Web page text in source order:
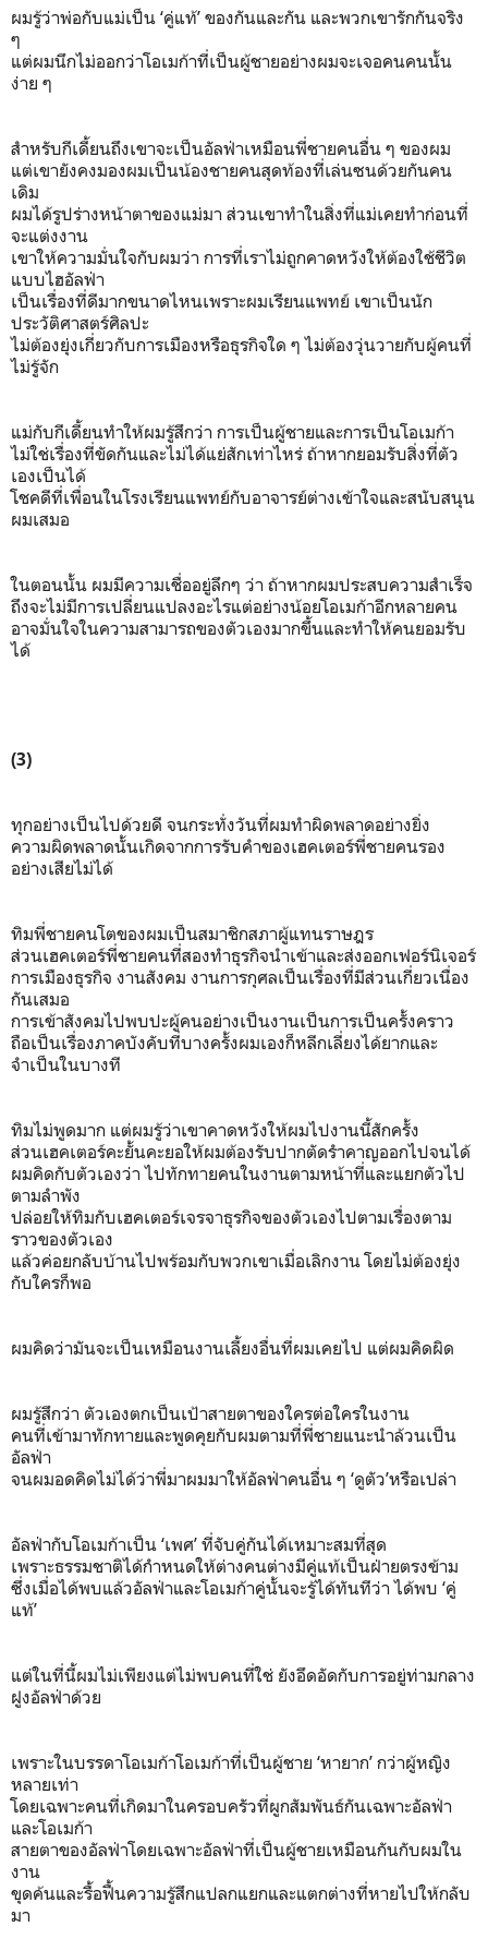
ผมรู้ว่าพ่อกับแม่เป็น ‘คู่แท้’ ของกันและกัน และพวกเขารักกันจริง
ๆ
แต่ผมนึกไม่ออกว่าโอเมก้าที่เป็นผู้ชายอย่างผมจะเจอคนคนนั้น
ง่าย ๆ
สำหรับกีเดี้ยนถึงเขาจะเป็นอัลฟ่าเหมือนพี่ชายคนอื่น ๆ ของผม
แต่เขายังคงมองผมเป็นน้องชายคนสุดท้องที่เล่นซนด้วยกันคน
เดิม
ผมได้รูปร่างหน้าตาของแม่มา ส่วนเขาทำในสิ่งที่แม่เคยทำก่อนที่
จะแต่งงาน
เขาให้ความมั่นใจกับผมว่า การที่เราไม่ถูกคาดหวังให้ต้องใช้ชีวิต
แบบไฮอัลฟ่า
เป็นเรื่องที่ดีมากขนาดไหนเพราะผมเรียนแพทย์ เขาเป็นนัก
ประวัติศาสตร์ศิลปะ
ไม่ต้องยุ่งเกี่ยวกับการเมืองหรือธุรกิจใด ๆ ไม่ต้องวุ่นวายกับผู้คนที่
ไม่รู้จัก
แม่กับกีเดี้ยนทำให้ผมรู้สึกว่า การเป็นผู้ชายและการเป็นโอเมก้า
ไม่ใช่เรื่องที่ขัดกันและไม่ได้แย่สักเท่าไหร่ ถ้าหากยอมรับสิ่งที่ตัว
เองเป็นได้
โชคดีที่เพื่อนในโรงเรียนแพทย์กับอาจารย์ต่างเข้าใจและสนับสนุน
ผมเสมอ
ในตอนนั้น ผมมีความเชื่ออยู่ลึกๆ ว่า ถ้าหากผมประสบความสำเร็จ
ถึงจะไม่มีการเปลี่ยนแปลงอะไรแต่อย่างน้อยโอเมก้าอีกหลายคน
อาจมั่นใจในความสามารถของตัวเองมากขึ้นและทำให้คนยอมรับ
ได้
(3)
ทุกอย่างเป็นไปด้วยดี จนกระทั่งวันที่ผมทำผิดพลาดอย่างยิ่ง
ความผิดพลาดนั้นเกิดจากการรับคำของเฮคเตอร์พี่ชายคนรอง
อย่างเสียไม่ได้
ทิมพี่ชายคนโตของผมเป็นสมาชิกสภาผู้แทนราษฎร
ส่วนเฮคเตอร์พี่ชายคนที่สองทำธุรกิจนำเข้าและส่งออกเฟอร์นิเจอร์
การเมืองธุรกิจ งานสังคม งานการกุศลเป็นเรื่องที่มีส่วนเกี่ยวเนื่อง
กันเสมอ
การเข้าสังคมไปพบปะผู้คนอย่างเป็นงานเป็นการเป็นครั้งคราว
ถือเป็นเรื่องภาคบังคับที่บางครั้งผมเองก็หลีกเลี่ยงได้ยากและ
จำเป็นในบางที
ทิมไม่พูดมาก แต่ผมรู้ว่าเขาคาดหวังให้ผมไปงานนี้สักครั้ง
ส่วนเฮคเตอร์คะยั้นคะยอให้ผมต้องรับปากตัดรำคาญออกไปจนได้
ผมคิดกับตัวเองว่า ไปทักทายคนในงานตามหน้าที่และแยกตัวไป
ตามลำพัง
ปล่อยให้ทิมกับเฮคเตอร์เจรจาธุรกิจของตัวเองไปตามเรื่องตาม
ราวของตัวเอง
แล้วค่อยกลับบ้านไปพร้อมกับพวกเขาเมื่อเลิกงาน โดยไม่ต้องยุ่ง
กับใครก็พอ
ผมคิดว่ามันจะเป็นเหมือนงานเลี้ยงอื่นที่ผมเคยไป แต่ผมคิดผิด
ผมรู้สึกว่า ตัวเองตกเป็นเป้าสายตาของใครต่อใครในงาน
คนที่เข้ามาทักทายและพูดคุยกับผมตามที่พี่ชายแนะนำล้วนเป็น
อัลฟ่า
จนผมอดคิดไม่ได้ว่าพี่มาผมมาให้อัลฟ่าคนอื่น ๆ ‘ดูตัว’หรือเปล่า
อัลฟ่ากับโอเมก้าเป็น ‘เพศ’ ที่จับคู่กันได้เหมาะสมที่สุด
เพราะธรรมชาติได้กำหนดให้ต่างคนต่างมีคู่แท้เป็นฝ่ายตรงข้าม
ซึ่งเมื่อได้พบแล้วอัลฟ่าและโอเมก้าคู่นั้นจะรู้ได้ทันทีว่า ได้พบ ‘คู่
แท้’
แต่ในที่นี้ผมไม่เพียงแต่ไม่พบคนที่ใช่ ยังอึดอัดกับการอยู่ท่ามกลาง
ฝูงอัลฟ่าด้วย
เพราะในบรรดาโอเมก้าโอเมก้าที่เป็นผู้ชาย ‘หายาก’ กว่าผู้หญิง
หลายเท่า
โดยเฉพาะคนที่เกิดมาในครอบครัวที่ผูกสัมพันธ์กันเฉพาะอัลฟ่า
และโอเมก้า
สายตาของอัลฟ่าโดยเฉพาะอัลฟ่าที่เป็นผู้ชายเหมือนกันกับผมใน
งาน
ขุดค้นและรื้อฟื้นความรู้สึกแปลกแยกและแตกต่างที่หายไปให้กลับ
มา